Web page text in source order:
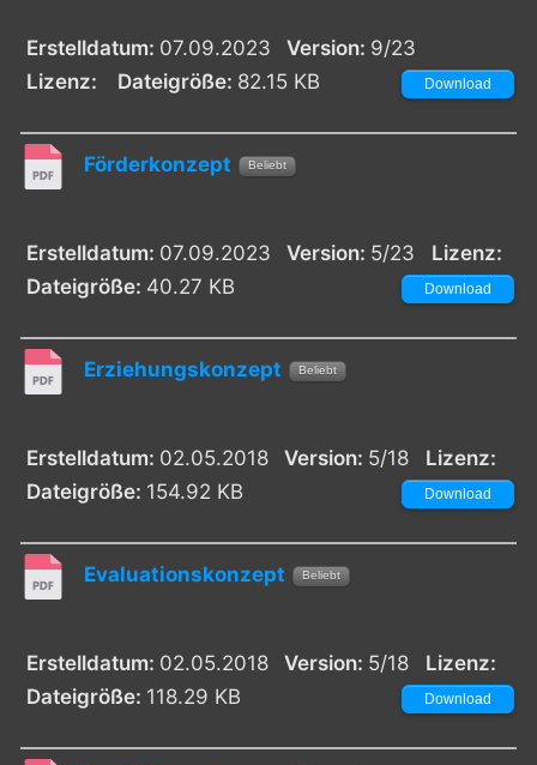
Erstelldatum: 07.09.2023 Version: 9/23
Lizenz:
Dateigröße: 82.15 KB Download
Förderkonzept Beliebt
Erstelldatum: 07.09.2023 Version: 5/23
Lizenz:
Dateigröße: 40.27 KB Download
Erziehungskonzept Beliebt
Erstelldatum: 02.05.2018 Version: 5/18
Lizenz:
Dateigröße: 154.92 KB Download
Evaluationskonzept Beliebt
Erstelldatum: 02.05.2018 Version: 5/18
Lizenz:
Dateigröße: 118.29 KB Download